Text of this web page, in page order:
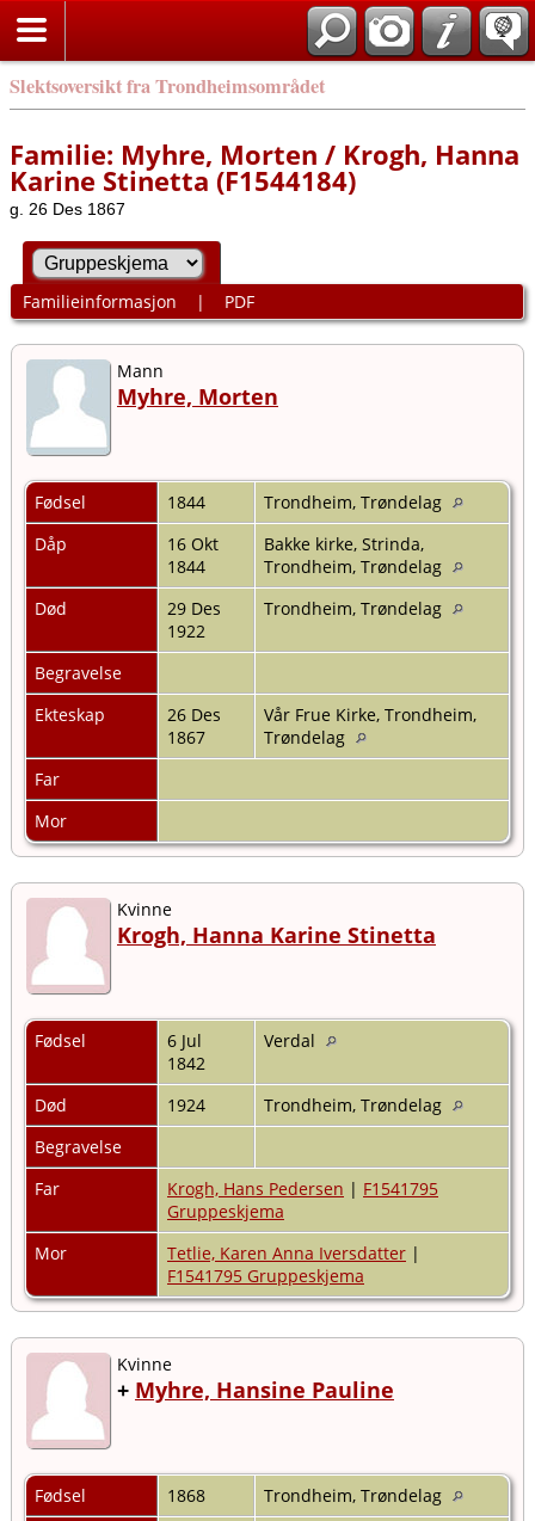
Slektsoversikt fra Trondheimsområdet
Familie: Myhre, Morten / Krogh, Hanna
Karine Stinetta (F1544184)
g. 26 Des 1867
Familieinformasjon | PDF
Mann
Myhre, Morten
Fødsel 1844
Trondheim, Trøndelag
Dåp
16 Okt
1844
Bakke kirke, Strinda,
Trondheim, Trøndelag
Død
29 Des
1922
Trondheim, Trøndelag
Begravelse
Ekteskap
26 Des
1867
Vår Frue Kirke, Trondheim,
Trøndelag
Far
Mor
Kvinne
Krogh, Hanna Karine Stinetta
Fødsel
6 Jul
1842
Verdal
Død 1924
Trondheim, Trøndelag
Begravelse
Far
Krogh, Hans Pedersen | F1541795
Gruppeskjema
Mor
Tetlie, Karen Anna Iversdatter |
F1541795 Gruppeskjema
Kvinne
+ Myhre, Hansine Pauline
Fødsel 1868
Trondheim, Trøndelag